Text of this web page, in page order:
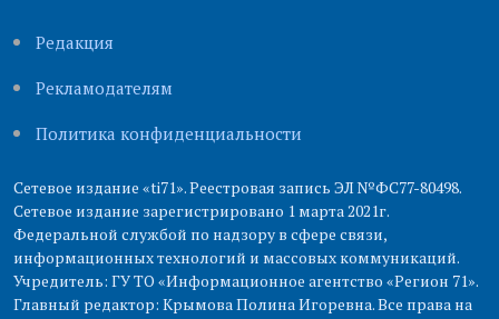
Редакция
Рекламодателям
Политика конфиденциальности
Сетевое издание «ti71». Реестровая запись ЭЛ №ФС77-80498.
Сетевое издание зарегистрировано 1 марта 2021г.
Федеральной службой по надзору в сфере связи,
информационных технологий и массовых коммуникаций.
Учредитель: ГУ ТО «Информационное агентство «Регион 71».
Главный редактор: Крымова Полина Игоревна. Все права на